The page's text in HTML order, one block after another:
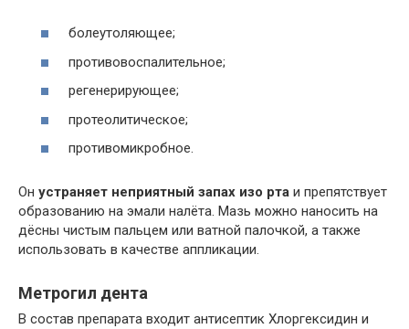
болеутоляющее;
противовоспалительное;
регенерирующее;
протеолитическое;
противомикробное.
Он устраняет неприятный запах изо рта и препятствует
образованию на эмали налёта. Мазь можно наносить на
дёсны чистым пальцем или ватной палочкой, а также
использовать в качестве аппликации.
Метрогил дента
В состав препарата входит антисептик Хлоргексидин и